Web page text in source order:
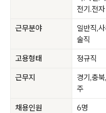
전기.전자
근무분야
일반직,
술직
고용형태 정규직
근무지
경기,충
주
채용인원 6명